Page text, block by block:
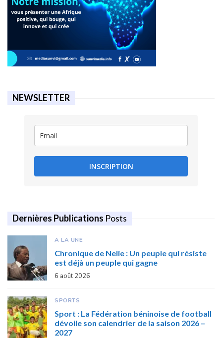
NEWSLETTER
INSCRIPTION
Dernières Publications Posts
A LA UNE
Chronique de Nelie : Un peuple qui résiste
est déjà un peuple qui gagne
6 août 2026
SPORTS
Sport : La Fédération béninoise de football
dévoile son calendrier de la saison 2026 –
2027